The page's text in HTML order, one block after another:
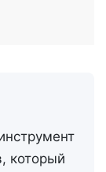
который